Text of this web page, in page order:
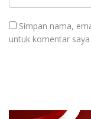
Simpan nama,
untuk komentar